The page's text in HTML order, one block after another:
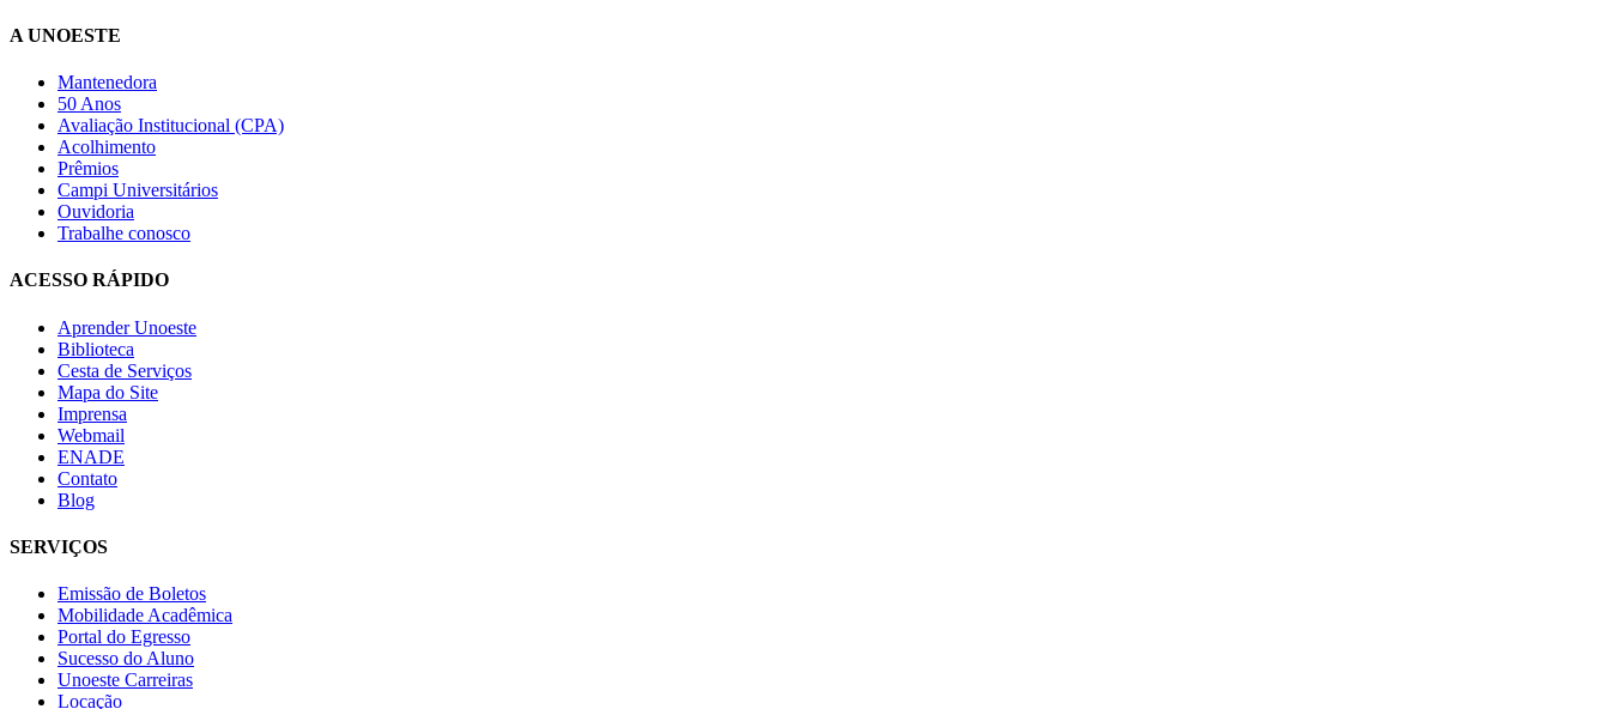
A UNOESTE
Mantenedora
50 Anos
Avaliação Institucional (CPA)
Acolhimento
Prêmios
Campi Universitários
Ouvidoria
Trabalhe conosco
ACESSO RÁPIDO
Aprender Unoeste
Biblioteca
Cesta de Serviços
Mapa do Site
Imprensa
Webmail
ENADE
Contato
Blog
SERVIÇOS
Emissão de Boletos
Mobilidade Acadêmica
Portal do Egresso
Sucesso do Aluno
Unoeste Carreiras
Locação